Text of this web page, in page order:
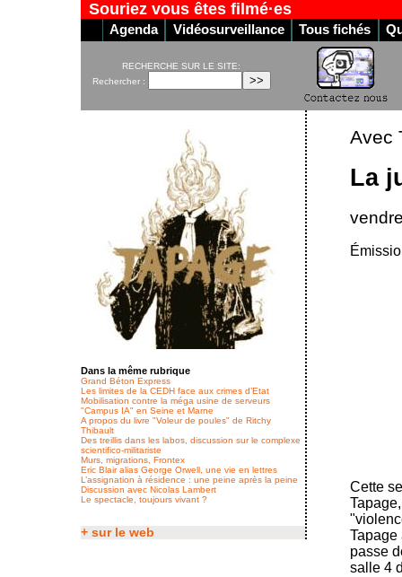
Souriez vous êtes filmé·es
Agenda Vidéosurveillance Tous fichés
RECHERCHE SUR LE SITE:
Rechercher :
Avec
La
Cette
Tapage
passe
salle 4
Dans la même rubrique
Grand Béton Express
Les limites de la CEDH face aux crimes d’Etat
Mobilisation contre la méga usine de serveurs
"Campus IA" en Seine et Marne
A propos du livre "Voleur de poules" de Ritchy
Thibault
Des treillis dans les labos, discussion sur le complexe
scientifico-militariste
Murs, migrations, Frontex
Eric Blair alias George Orwell, une vie en lettres
L’assignation à résidence : une peine après la peine
Discussion avec Nicolas Lambert
Le spectacle, toujours vivant ?
+ sur le web